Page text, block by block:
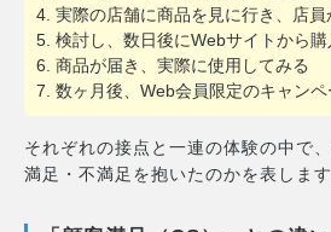
4. 実際の店舗に商品を見に行き、店員
5. 検討し、数日後にWebサイトから購
6. 商品が届き、実際に使用してみる
7. 数ヶ月後、Web会員限定のキャンペ
それぞれの接点と一連の体験の中で
満足・不満足を抱いたのかを表します